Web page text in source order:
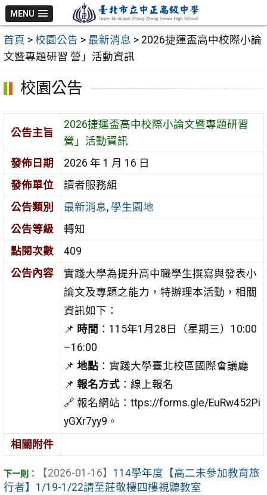
跳
至
主
要
MENU
首頁 > 校園公告 > 最新消息 > 2026捷運盃高中校際小論
文暨專題研習 營」活動資訊
校園公告
公告主旨
2026捷運盃高中校際小論文暨專題研習
營」活動資訊
發佈日期
2026 年 1 月 16 日
發佈單位
讀者服務組
公告類別
最新消息, 學生園地
公告等級
轉知
點閱次數
409
公告內容
實踐大學為提升高中職學生撰寫與發表小
論文及專題之能力，特辦理本活動，相關
資訊如下：
📌 時間 ：115年1月28日（星期三）10:00
–16:00
📌 地點：實踐大學臺北校區國際會議廳
📌 報名方式：線上報名
🔗 報名網站：ttps://forms.gle/EuRw452Pi
yGXr7yy9。
相關附件
【2026-01-16】 114學年度【高二未參加教育旅
行者】1/19-1/22請至莊敬樓四樓視聽教室